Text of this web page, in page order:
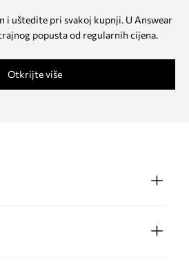
i uštedite pri svakoj kupnji. U Answear
popusta od regularnih cijena.
Otkrijte više